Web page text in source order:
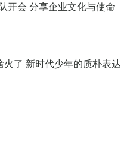
开会 分享企业文化与使命
火了 新时代少年的质朴表达